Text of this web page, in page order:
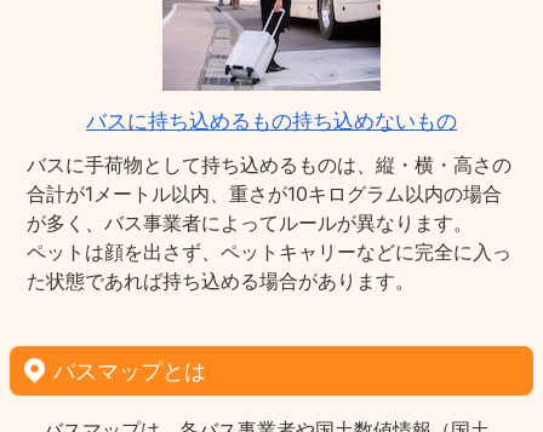
バスに持ち込めるもの持ち込めないもの
バスに手荷物として持ち込めるものは、縦・横・高さの
合計が1メートル以内、重さが10キログラム以内の場合
が多く、バス事業者によってルールが異なります。
ペットは顔を出さず、ペットキャリーなどに完全に入っ
た状態であれば持ち込める場合があります。
バスマップとは